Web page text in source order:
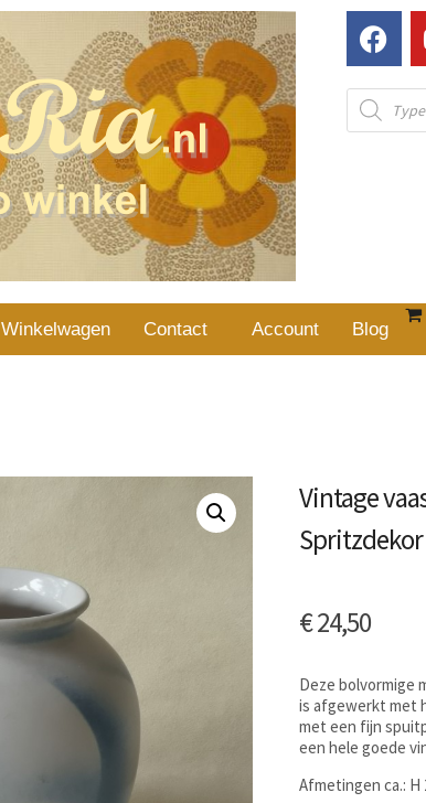
Winkelwagen Contact Account Blog
Vintage
€24,50
Deze bolvormige
is afgewerkt met
met een fijn
een hele goede
Afmetingen ca.: H